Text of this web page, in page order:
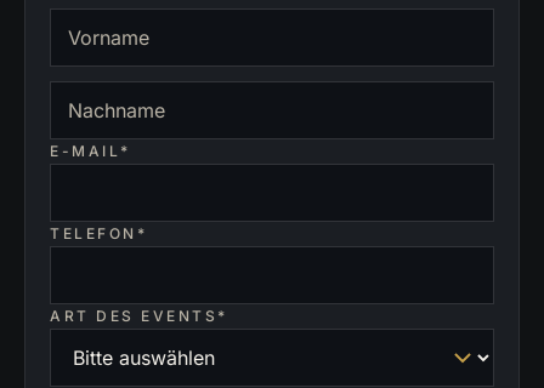
E-MAIL*
TELEFON*
ART DES EVENTS*